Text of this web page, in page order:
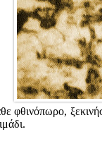
φθινόπωρο,